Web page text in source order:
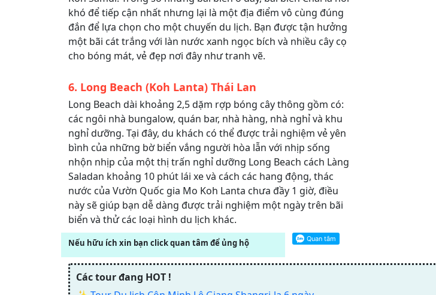
khó để tiếp cận nhất nhưng lại là một địa điểm vô cùng đúng
đắn để lựa chọn cho một chuyến du lịch. Bạn được tận hưởng
một bãi cát trắng với làn nước xanh ngọc bích và nhiều cây cọ
cho bóng mát, vẻ đẹp nơi đây như tranh vẽ.
6. Long Beach (Koh Lanta) Thái Lan
Long Beach dài khoảng 2,5 dặm rợp bóng cây thông gồm có:
các ngôi nhà bungalow, quán bar, nhà hàng, nhà nghỉ và khu
nghỉ dưỡng. Tại đây, du khách có thể được trải nghiệm vẻ yên
bình của những bờ biển vắng người hòa lẫn với nhịp sống
nhộn nhịp của một thị trấn nghỉ dưỡng Long Beach cách Làng
Saladan khoảng 10 phút lái xe và cách các hang động, thác
nước của Vườn Quốc gia Mo Koh Lanta chưa đầy 1 giờ, điều
này sẽ giúp bạn dễ dàng được trải nghiệm một ngày trên bãi
biển và thử các loại hình du lịch khác.
Nếu hữu ích xin bạn click quan tâm để ủng hộ
Các tour đang HOT !